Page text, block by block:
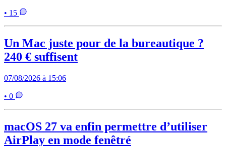
• 15
Un Mac juste pour de la bureautique ?
240 € suffisent
07/08/2026 à 15:06
• 0
macOS 27 va enfin permettre d’utiliser
AirPlay en mode fenêtré